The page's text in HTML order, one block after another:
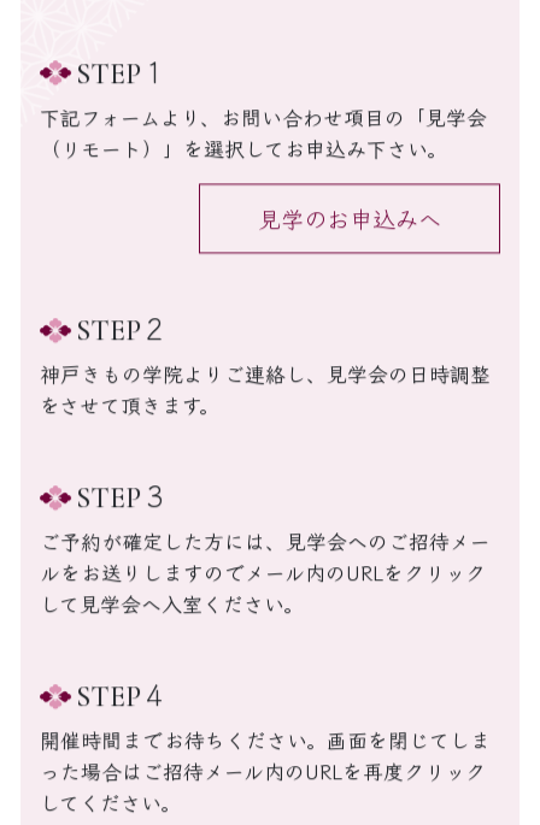
STEP 1
下記フォームより、お問い合わせ項目の「見学会
（リモート）」を選択してお申込み下さい。
見学のお申込みへ
STEP 2
神戸きもの学院よりご連絡し、見学会の日時調整
をさせて頂きます。
STEP 3
ご予約が確定した方には、見学会へのご招待メー
ルをお送りしますのでメール内のURLをクリック
して見学会へ入室ください。
STEP 4
開催時間までお待ちください。画面を閉じてしま
った場合はご招待メール内のURLを再度クリック
してください。